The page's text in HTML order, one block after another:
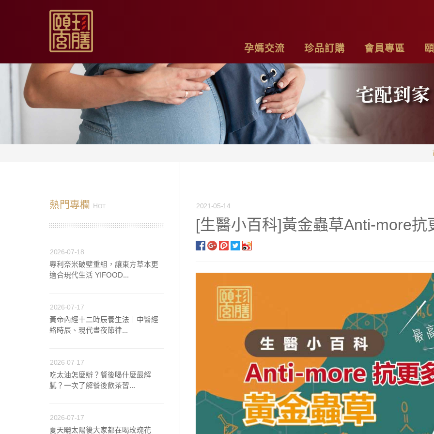
孕媽交流
最新消息
專欄作家
影片分享
珍品訂購
【限時促銷】玫瑰夏日亮麗計畫
【居家月子DIY】坐月子料理食材套組
【日常飲用】東方草本茶系列
【無禮盒自用】烏骨滴雞精家庭號
【中醫師推薦】兒童成長系列
【營養師推薦】寶寶、銀髮粥品系列
【台灣坐月子】月子周邊商品
【海外購物Oversea】滴雞精、30日坐月子調養套組
會員專區
購物車 聯
熱門專欄 HOT
2026-07-18
專利奈米破壁重組，讓東方草本更
適合現代生活 YIFOOD...
2026-07-17
黃帝內經十二時辰養生法｜中醫經
絡時辰、現代晝夜節律...
2026-07-17
吃太油怎麼辦？餐後喝什麼最解
膩？一次了解餐後飲茶習...
2026-07-17
夏天曬太陽後大家都在喝玫瑰花
2021-05-14
[生醫小百科]黃金蟲草Anti-more抗